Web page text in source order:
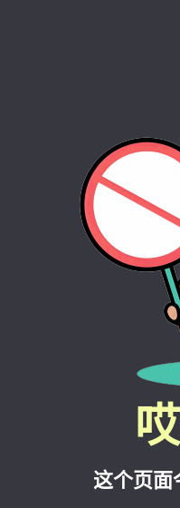
这个页面